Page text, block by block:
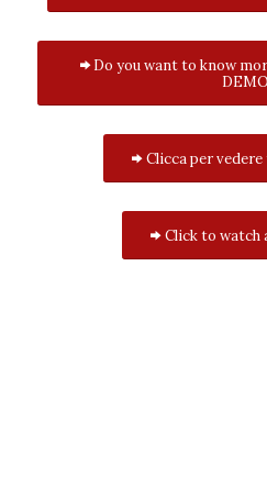
Do you want to know
DEMO
Clicca per
Click to watch